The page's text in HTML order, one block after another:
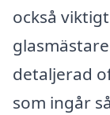
också
detaljerad
som ingår